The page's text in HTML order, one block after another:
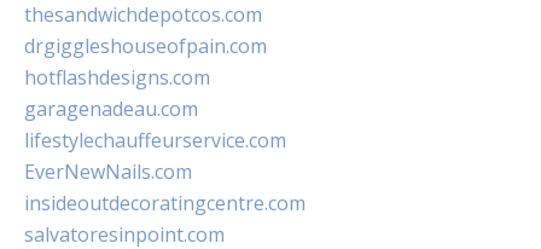
thesandwichdepotcos.com
drgiggleshouseofpain.com
hotflashdesigns.com
garagenadeau.com
lifestylechauffeurservice.com
EverNewNails.com
insideoutdecoratingcentre.com
salvatoresinpoint.com